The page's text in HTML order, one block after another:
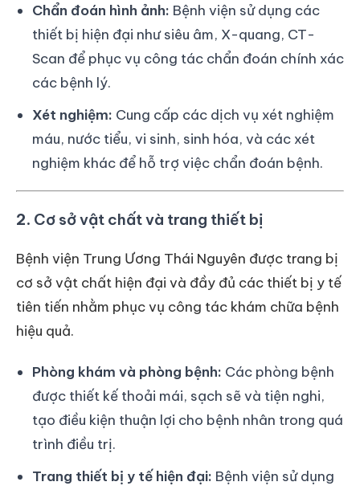
Chẩn đoán hình ảnh: Bệnh viện sử dụng các
thiết bị hiện đại như siêu âm, X-quang, CT-
Scan để phục vụ công tác chẩn đoán chính xác
các bệnh lý.
Xét nghiệm: Cung cấp các dịch vụ xét nghiệm
máu, nước tiểu, vi sinh, sinh hóa, và các xét
nghiệm khác để hỗ trợ việc chẩn đoán bệnh.
2. Cơ sở vật chất và trang thiết bị
Bệnh viện Trung Ương Thái Nguyên được trang bị
cơ sở vật chất hiện đại và đầy đủ các thiết bị y tế
tiên tiến nhằm phục vụ công tác khám chữa bệnh
hiệu quả.
Phòng khám và phòng bệnh: Các phòng bệnh
được thiết kế thoải mái, sạch sẽ và tiện nghi,
tạo điều kiện thuận lợi cho bệnh nhân trong quá
trình điều trị.
Trang thiết bị y tế hiện đại: Bệnh viện sử dụng